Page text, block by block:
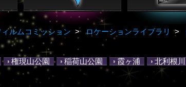
ルムコミッション > ロケーションライブラリ >
権現山公園 稲荷山公園 霞ヶ浦 北利根川